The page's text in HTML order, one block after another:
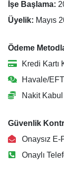
İşe Başlama:
Üyelik: Mayıs
Ödeme
Kredi Kartı
Havale/
Nakit
Güvenlik
Onaysız E-
Onaylı